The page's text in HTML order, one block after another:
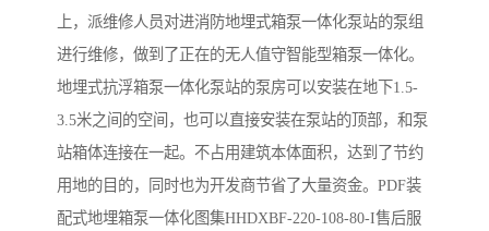
上，派维修人员对进消防地埋式箱泵一体化泵站的泵组
进行维修，做到了正在的无人值守智能型箱泵一体化。
地埋式抗浮箱泵一体化泵站的泵房可以安装在地下1.5-
3.5米之间的空间，也可以直接安装在泵站的顶部，和泵
站箱体连接在一起。不占用建筑本体面积，达到了节约
用地的目的，同时也为开发商节省了大量资金。PDF装
配式地埋箱泵一体化图集HHDXBF-220-108-80-I售后服